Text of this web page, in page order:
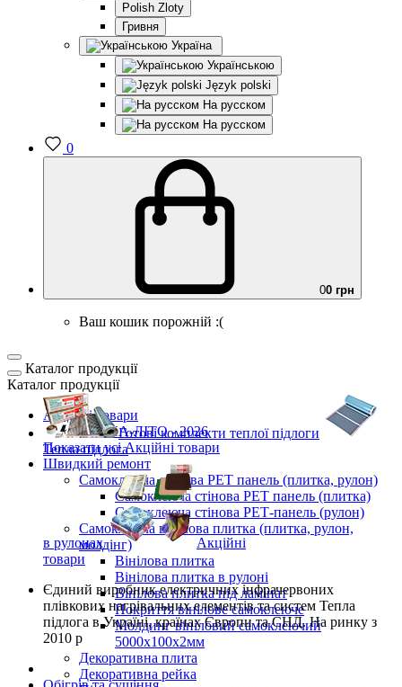
Polish Zloty
Гривня
Україна
Українською
Język polski
На русском
На русском
0
00 грн
Ваш кошик порожній :(
Каталог продукції
Каталог продукції
Акційні товари
ВЕСНА-ЛІТО - 2026
Показати усі Акційні товари
Швидкий ремонт
Самоклеюча стінова PET панель (плитка, рулон)
Самоклеюча стінова PET панель (плитка)
Самоклеюча стінова РЕТ-панель (рулон)
Самоклеюча вінілова плитка (плитка, рулон,
молдінг)
Вінілова плитка
Вінілова плитка в рулоні
Вінілова плитка під ламінат
Покриття вінілове самоклеюче
Молдинг вініловий самоклеючий
5000х100х2мм
Декоративна плита
Декоративна рейка
Готові комплекти теплої підлоги
Тепла підлога
в рулонах
Акційні
товари
Єдиний виробникелектричних інфрачервоних
плівкових нагрівальних елементів та систем Тепла
підлога в Україні, країнах Європи та СНД.На ринку з
2010 р